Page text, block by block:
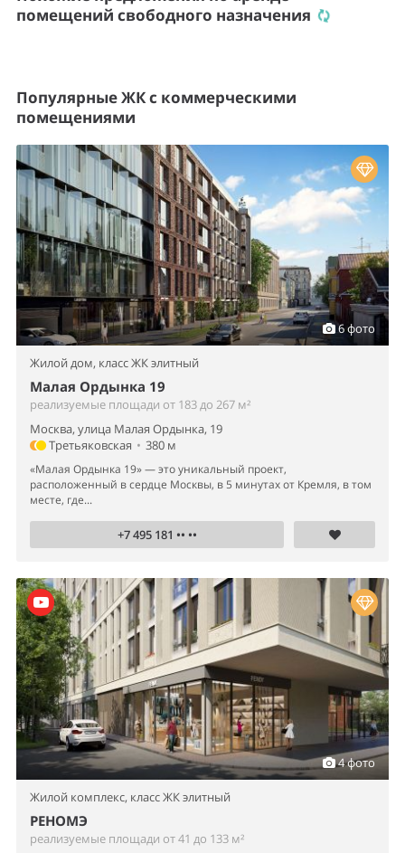
помещений свободного назначения
Популярные ЖК с коммерческими
помещениями
6 фото
Жилой дом, класс ЖК элитный
Малая Ордынка 19
реализуемые площади от 183 до 267 м²
Москва, улица Малая Ордынка, 19
Третьяковская • 380 м
«Малая Ордынка 19» — это уникальный проект,
расположенный в сердце Москвы, в 5 минутах от Кремля, в том
месте, где...
+7 495 181 •• ••
4 фото
Жилой комплекс, класс ЖК элитный
РЕНОМЭ
реализуемые площади от 41 до 133 м²